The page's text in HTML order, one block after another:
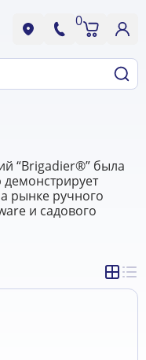
0
“Brigadier®” была
демонстрирует
рынке ручного
и садового